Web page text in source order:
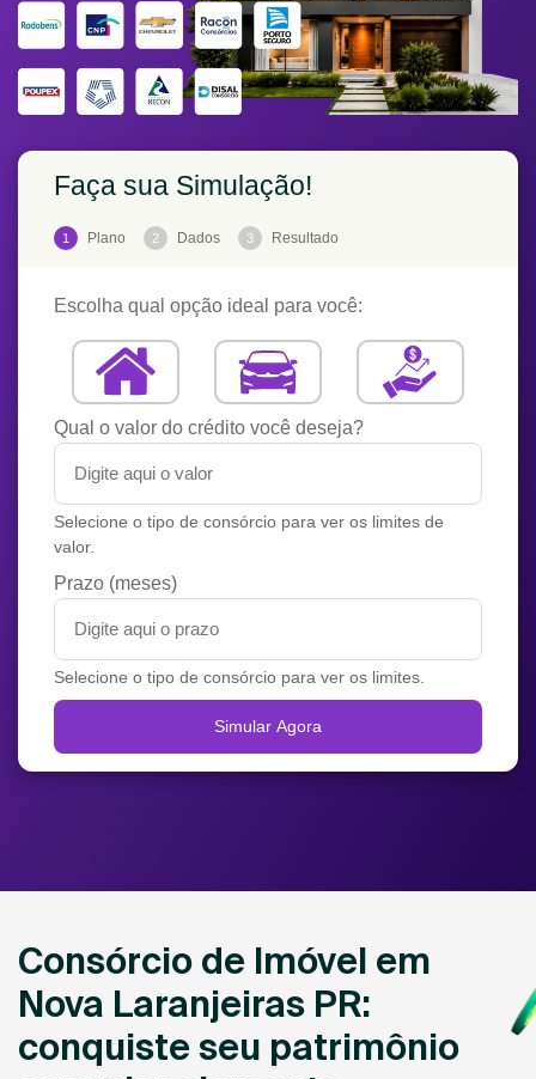
Faça sua Simulação!
1 Plano 2 Dados 3 Resultado
Escolha qual opção ideal para você:
Qual o valor do crédito você deseja?
Selecione o tipo de consórcio para ver os limites de
valor.
Prazo (meses)
Selecione o tipo de consórcio para ver os limites.
Simular Agora
Consórcio de Imóvel em
Nova Laranjeiras PR:
conquiste seu patrimônio